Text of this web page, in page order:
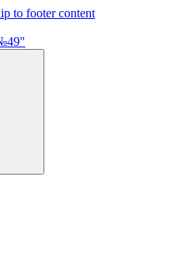
to footer content